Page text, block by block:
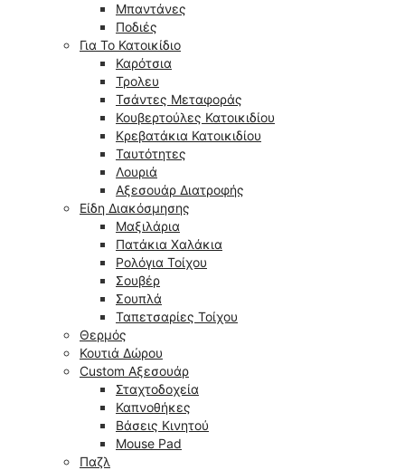
Μπαντάνες
Ποδιές
Για Το Κατοικίδιο
Καρότσια
Τρολευ
Τσάντες Μεταφοράς
Κουβερτούλες Κατοικιδίου
Κρεβατάκια Κατοικιδίου
Ταυτότητες
Λουριά
Αξεσουάρ Διατροφής
Είδη Διακόσμησης
Μαξιλάρια
Πατάκια Χαλάκια
Ρολόγια Τοίχου
Σουβέρ
Σουπλά
Ταπετσαρίες Τοίχου
Θερμός
Κουτιά Δώρου
Custom Αξεσουάρ
Σταχτοδοχεία
Καπνοθήκες
Βάσεις Κινητού
Mouse Pad
Παζλ